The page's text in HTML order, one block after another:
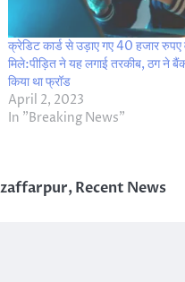
क्रेडिट कार्ड से उड़ाए गए 40 हजार रुपए
मिले:पीड़ित ने यह लगाई तरकीब, ठग ने
किया था फ्रॉड
April 2, 2023
In "Breaking News"
,Recent News